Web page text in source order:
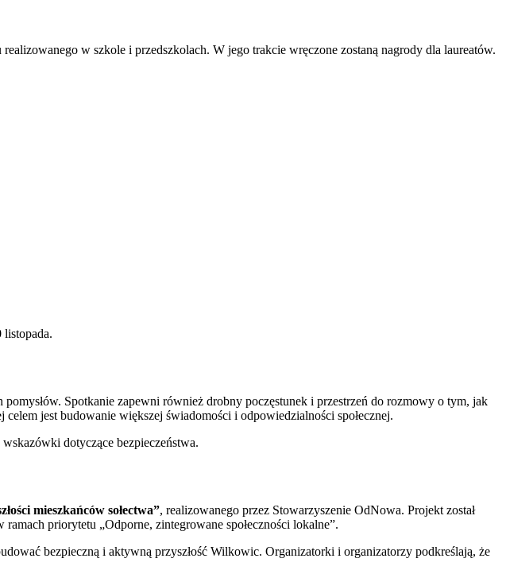
w szkole i przedszkolach. W jego trakcie wręczone zostaną nagrody dla laureatów.
listopada.
Spotkanie zapewni również drobny poczęstunek i przestrzeń do rozmowy o tym, jak
celem jest budowanie większej świadomości i odpowiedzialności społecznej.
dotyczące bezpieczeństwa.
mieszkańców sołectwa”, realizowanego przez Stowarzyszenie OdNowa. Projekt został
priorytetu „Odporne, zintegrowane społeczności lokalne”.
bezpieczną i aktywną przyszłość Wilkowic. Organizatorki i organizatorzy podkreślają, że